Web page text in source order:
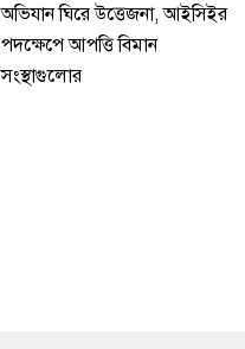
অভিযান ঘিরে উত্তেজনা, আইসিইর
পদক্ষেপে আপত্তি বিমান
সংস্থাগুলোর